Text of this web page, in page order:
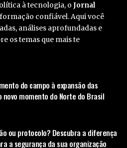
à tecnologia, o Jornal
confiável. Aqui você
análises aprofundadas e
os temas que mais te
do campo à expansão das
novo momento do Norte do Brasil
ou protocolo? Descubra a diferença
a segurança da sua organização